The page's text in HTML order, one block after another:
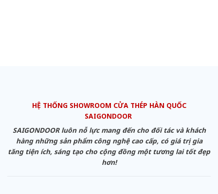
HỆ THỐNG SHOWROOM CỬA THÉP HÀN QUỐC
SAIGONDOOR
SAIGONDOOR luôn nỗ lực mang đến cho đối tác và khách
hàng những sản phẩm công nghệ cao cấp, có giá trị gia
tăng tiện ích, sáng tạo cho cộng đồng một tương lai tốt đẹp
hơn!